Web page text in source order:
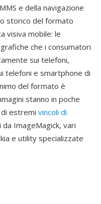
e della navigazione
storico del formato
visiva mobile: le
che i consumatori
sui telefoni,
telefoni e smartphone di
del formato è
stanno in poche
estremi vincoli di
ImageMagick, vari
e utility specializzate